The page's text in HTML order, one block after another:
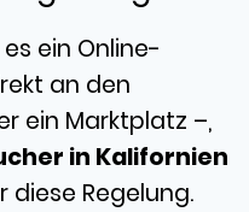
ein Online-
an den
ein Marktplatz –,
in Kalifornien
Regelung.